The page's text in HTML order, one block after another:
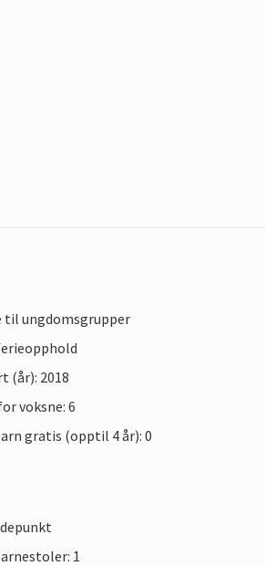
til ungdomsgrupper
(år): 2018
voksne: 6
gratis (opptil 4 år): 0
1